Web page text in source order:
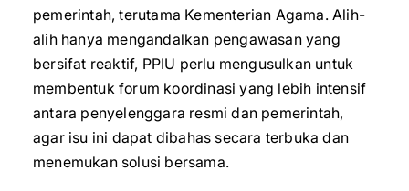
pemerintah, terutama Kementerian Agama. Alih-
alih hanya mengandalkan pengawasan yang
bersifat reaktif, PPIU perlu mengusulkan untuk
membentuk forum koordinasi yang lebih intensif
antara penyelenggara resmi dan pemerintah,
agar isu ini dapat dibahas secara terbuka dan
menemukan solusi bersama.